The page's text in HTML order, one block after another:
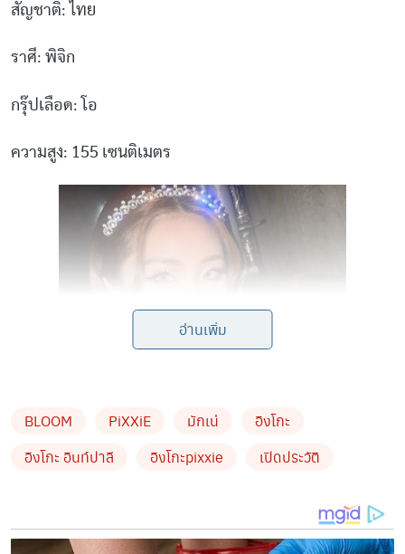
สัญชาติ: ไทย
ราศี: พิจิก
กรุ๊ปเลือด: โอ
ความสูง: 155 เซนติเมตร
อ่านเพิ่ม
BLOOM PiXXiE มักเน่
อิงโกะ
อิงโกะ อินท์ปาลี
อิงโกะpixxie เปิดประวัติ